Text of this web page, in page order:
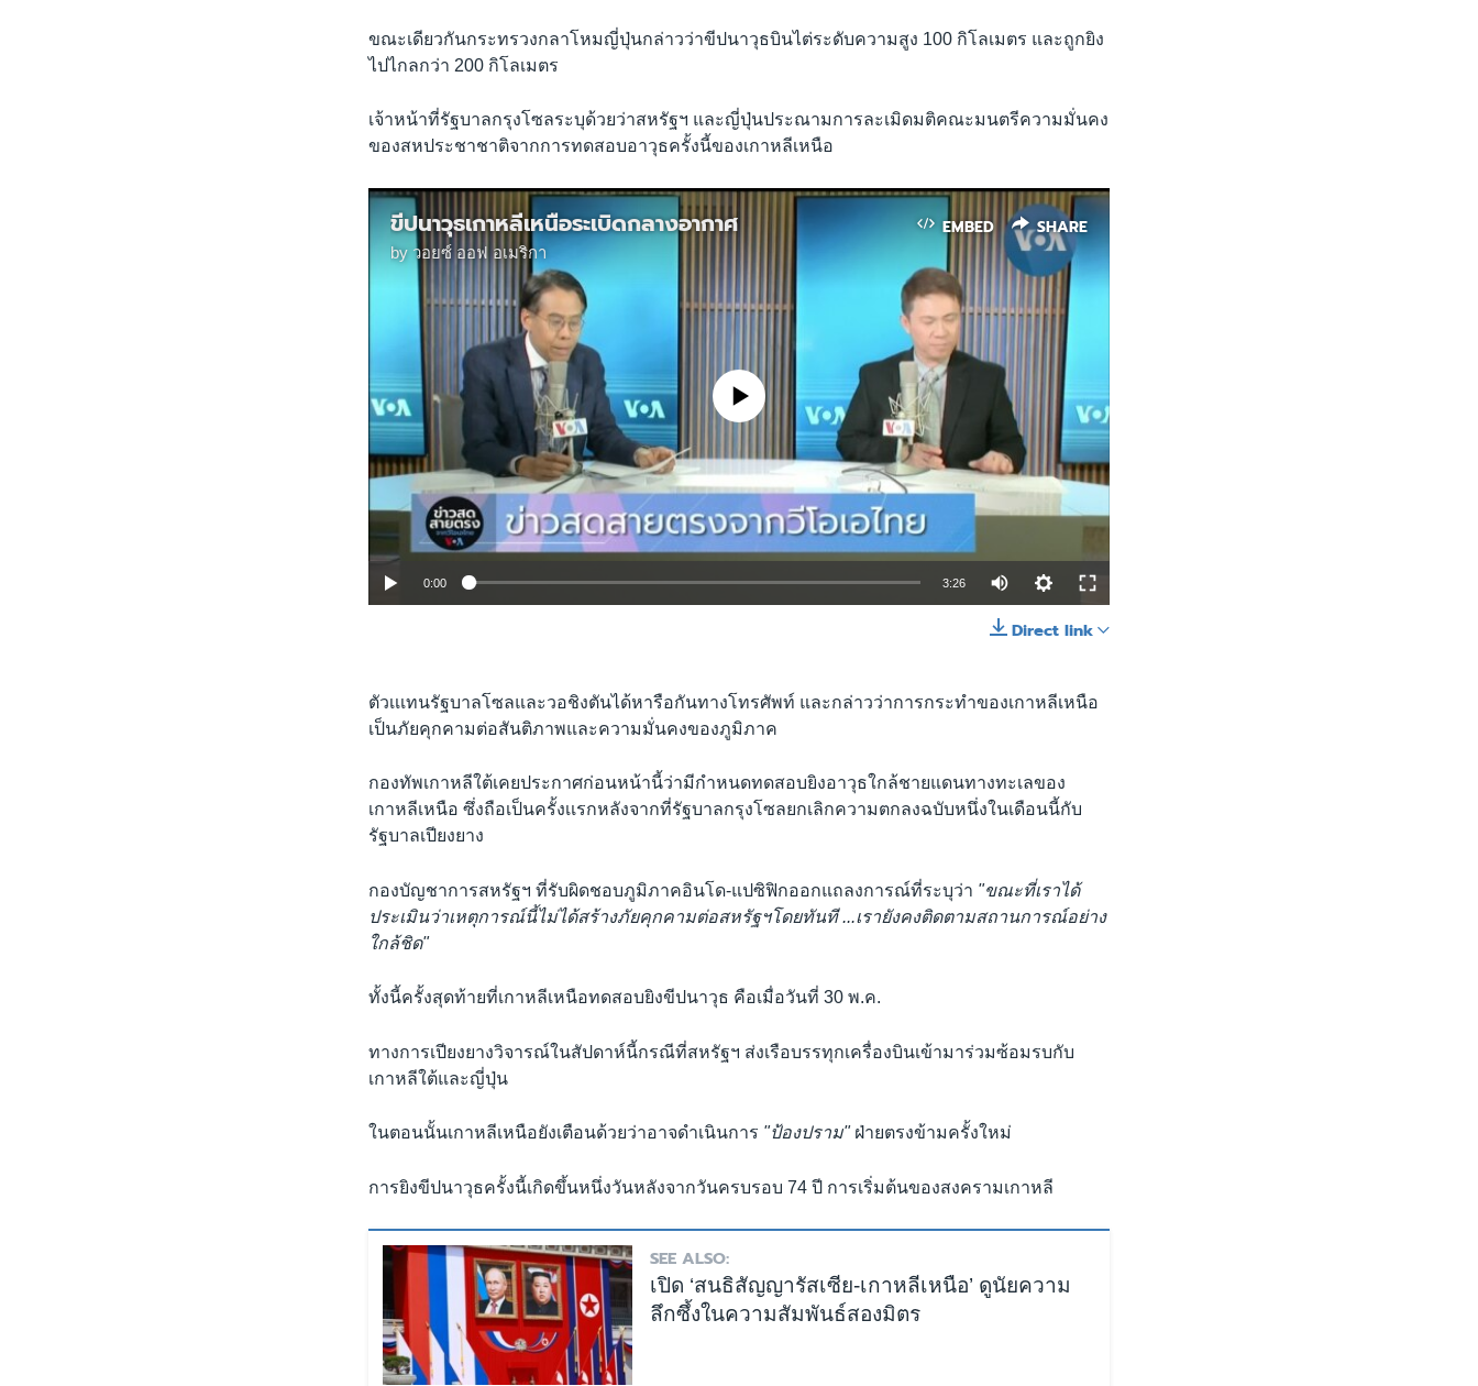
ขณะเดียวกันกระทรวงกลาโหมญี่ปุ่นกล่าวว่าขีปนาวุธบินไต่ระดับความสูง 100 กิโลเมตร และถูกยิง
ไปไกลกว่า 200 กิโลเมตร
เจ้าหน้าที่รัฐบาลกรุงโซลระบุด้วยว่าสหรัฐฯ และญี่ปุ่นประณามการละเมิดมติคณะมนตรีความมั่นคง
ของสหประชาชาติจากการทดสอบอาวุธครั้งนี้ของเกาหลีเหนือ
EMBED SHARE
ขีปนาวุธเกาหลีเหนือระเบิดกลางอากาศ
by วอยซ์ ออฟ อเมริกา
SHARE
No media source currently available
0:00 3:26
Direct link
ตัวเเเทนรัฐบาลโซลและวอชิงตันได้หารือกันทางโทรศัพท์ และกล่าวว่าการกระทำของเกาหลีเหนือ
เป็นภัยคุกคามต่อสันติภาพและความมั่นคงของภูมิภาค
กองทัพเกาหลีใต้เคยประกาศก่อนหน้านี้ว่ามีกำหนดทดสอบยิงอาวุธใกล้ชายแดนทางทะเลของ
เกาหลีเหนือ ซึ่งถือเป็นครั้งเเรกหลังจากที่รัฐบาลกรุงโซลยกเลิกความตกลงฉบับหนึ่งในเดือนนี้กับ
รัฐบาลเปียงยาง
กองบัญชาการสหรัฐฯ ที่รับผิดชอบภูมิภาคอินโด-แปซิฟิกออกแถลงการณ์ที่ระบุว่า "ขณะที่เราได้
ประเมินว่าเหตุการณ์นี้ไม่ได้สร้างภัยคุกคามต่อสหรัฐฯโดยทันที ...เรายังคงติดตามสถานการณ์อย่าง
ใกล้ชิด"
ทั้งนี้ครั้งสุดท้ายที่เกาหลีเหนือทดสอบยิงขีปนาวุธ คือเมื่อวันที่ 30 พ.ค.
ทางการเปียงยางวิจารณ์ในสัปดาห์นี้กรณีที่สหรัฐฯ ส่งเรือบรรทุกเครื่องบินเข้ามาร่วมซ้อมรบกับ
เกาหลีใต้และญี่ปุ่น
ในตอนนั้นเกาหลีเหนือยังเตือนด้วยว่าอาจดำเนินการ "ป้องปราม" ฝ่ายตรงข้ามครั้งใหม่
การยิงขีปนาวุธครั้งนี้เกิดขึ้นหนึ่งวันหลังจากวันครบรอบ 74 ปี การเริ่มต้นของสงครามเกาหลี
SEE ALSO:
เปิด ‘สนธิสัญญารัสเซีย-เกาหลีเหนือ’ ดูนัยความ
ลึกซึ้งในความสัมพันธ์สองมิตร